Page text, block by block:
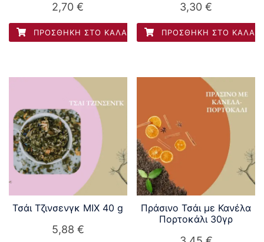
2,70€
ΠΡΟΣΘΉΚΗ ΣΤΟ ΚΑΛΆΘΙ
3,30€
ΠΡΟΣΘΉΚΗ ΣΤΟ ΚΑΛΆΘΙ
Τσάι Τζινσενγκ MIX 40 g
5,88 €
Πράσινο Τσάι με Κανέλα
Πορτοκάλι 30γρ